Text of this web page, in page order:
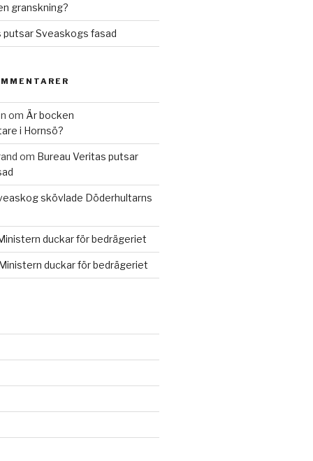
granskning?
putsar Sveaskogs fasad
om Är bocken
i Hornsö?
om Bureau Veritas putsar
skövlade Döderhultarns
duckar för bedrägeriet
duckar för bedrägeriet